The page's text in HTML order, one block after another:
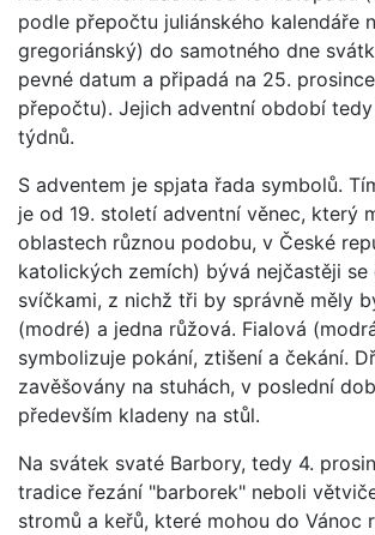
podle přepočtu juliánského kalendáře
gregoriánský) do samotného dne
pevné datum a připadá na 25.
přepočtu). Jejich adventní období
týdnů.
S adventem je spjata řada symbolů.
je od 19. století adventní věnec, který
oblastech různou podobu, v České
katolických zemích) bývá nejčastěji se
svíčkami, z nichž tři by správně měly
(modré) a jedna růžová. Fialová
symbolizuje pokání, ztišení a čekání.
zavěšovány na stuhách, v poslední
především kladeny na stůl.
Na svátek svaté Barbory, tedy 4.
tradice řezání "barborek" neboli
stromů a keřů, které mohou do Vánoc